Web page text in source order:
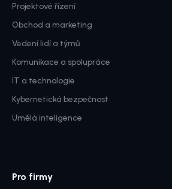
Projektové řízení
Obchod a marketing
Vedení lidí a týmů
Komunikace a spolupráce
IT a technologie
Kybernetická bezpečnost
Umělá inteligence
Pro firmy